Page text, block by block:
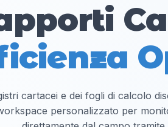
cartacei e dei fogli di calcolo
personalizzato per